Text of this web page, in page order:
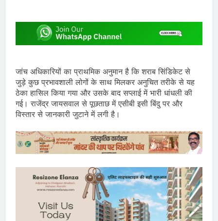
जांच अधिकारियों का प्राथमिक अनुमान है कि शराब सिंडिकेट से
जुड़े कुछ प्रभावशाली लोगों के साथ मिलकर अनुचित तरीके से यह
ठेका हासिल किया गया और उसके बाद सप्लाई में भारी धांधली की
गई। राजेंद्र जायसवाल से पूछताछ में एसीबी इसी बिंदु पर और
विस्तार से जानकारी जुटाने में लगी है।